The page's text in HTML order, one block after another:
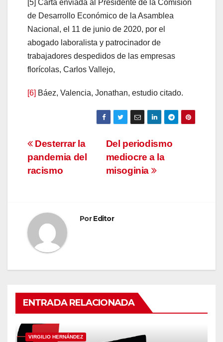
[5] Carta enviada al Presidente de la Comisión
de Desarrollo Económico de la Asamblea
Nacional, el 11 de junio de 2020, por el
abogado laboralista y patrocinador de
trabajadores despedidos de las empresas
florícolas, Carlos Vallejo,
[6] Báez, Valencia, Jonathan, estudio citado.
Navegación
de
Del periodismo
mediocre a la
misoginia
Desterrar la
pandemia del
racismo
PorEditor
ENTRADA RELACIONADA
VIRGILIO HERNÁNDEZ